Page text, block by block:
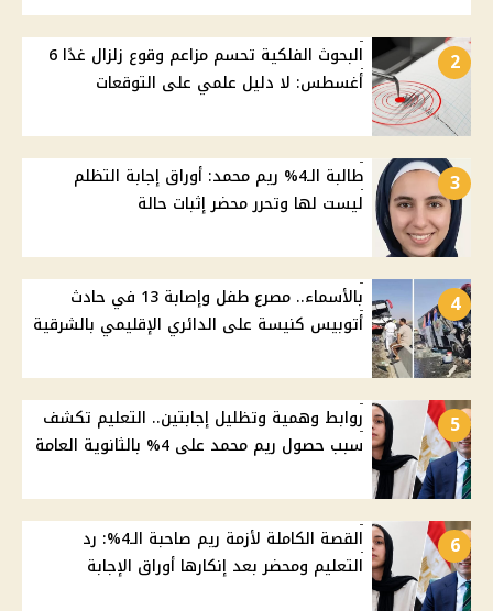
2
البحوث الفلكية تحسم مزاعم وقوع زلزال غدًا 6
أغسطس: لا دليل علمي على التوقعات
3
طالبة الـ4% ريم محمد: أوراق إجابة التظلم
ليست لها وتحرر محضر إثبات حالة
4
بالأسماء.. مصرع طفل وإصابة 13 في حادث
أتوبيس كنيسة على الدائري الإقليمي بالشرقية
5
روابط وهمية وتظليل إجابتين.. التعليم تكشف
سبب حصول ريم محمد على 4% بالثانوية العامة
6
القصة الكاملة لأزمة ريم صاحبة الـ4%: رد
التعليم ومحضر بعد إنكارها أوراق الإجابة